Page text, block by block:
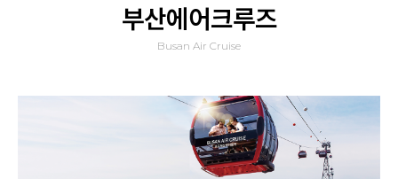
부산에어크루즈
Busan Air Cruise